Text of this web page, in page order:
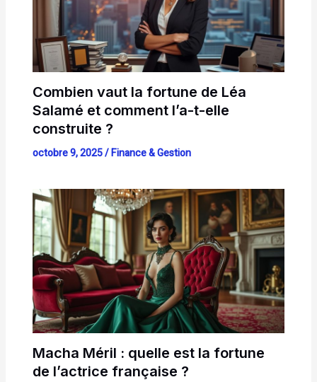
Combien vaut la fortune de Léa
Salamé et comment l’a-t-elle
construite ?
octobre 9, 2025/Finance & Gestion
Macha Méril : quelle est la fortune
de l’actrice française ?